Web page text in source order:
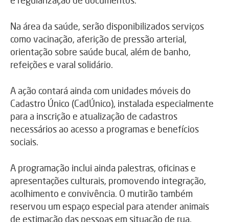
Na área da saúde, serão disponibilizados serviços
como vacinação, aferição de pressão arterial,
orientação sobre saúde bucal, além de banho,
refeições e varal solidário.
A ação contará ainda com unidades móveis do
Cadastro Único (CadÚnico), instalada especialmente
para a inscrição e atualização de cadastros
necessários ao acesso a programas e benefícios
sociais.
A programação inclui ainda palestras, oficinas e
apresentações culturais, promovendo integração,
acolhimento e convivência. O mutirão também
reservou um espaço especial para atender animais
de estimação das pessoas em situação de rua,